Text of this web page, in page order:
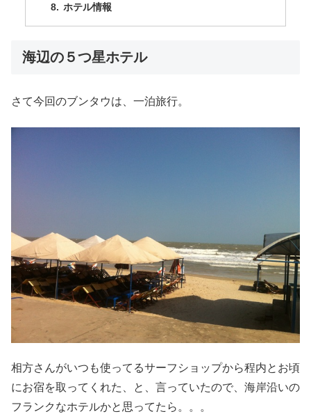
ホテル情報
海辺の５つ星ホテル
さて今回のブンタウは、一泊旅行。
相方さんがいつも使ってるサーフショップから程内とお頃
にお宿を取ってくれた、と、言っていたので、海岸沿いの
フランクなホテルかと思ってたら。。。